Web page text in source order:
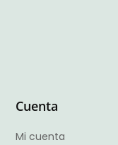
Cuenta
Mi cuenta